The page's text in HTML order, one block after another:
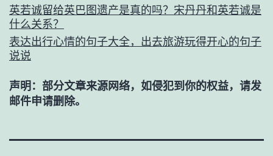
英若诚留给英巴图遗产是真的吗？宋丹丹和英若诚是
什么关系？
表达出行心情的句子大全，出去旅游玩得开心的句子
说说
声明：部分文章来源网络，如侵犯到你的权益，请发
邮件申请删除。